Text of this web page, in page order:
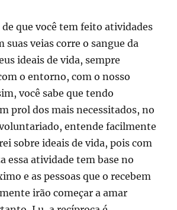
que você tem feito atividades
suas veias corre o sangue da
ideais de vida, sempre
o entorno, com o nosso
você sabe que tendo
prol dos mais necessitados, no
entende facilmente
sobre ideais de vida, pois com
essa atividade tem base no
e as pessoas que o recebem
irão começar a amar